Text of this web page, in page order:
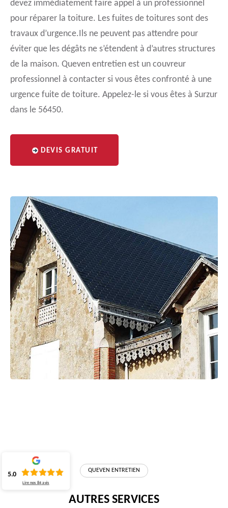
devez immédiatement faire appel à un professionnel
pour réparer la toiture. Les fuites de toitures sont des
travaux d’urgence.Ils ne peuvent pas attendre pour
éviter que les dégâts ne s’étendent à d’autres structures
de la maison. Queven entretien est un couvreur
professionnel à contacter si vous êtes confronté à une
urgence fuite de toiture. Appelez-le si vous êtes à Surzur
dans le 56450.
DEVIS GRATUIT
QUEVEN ENTRETIEN
AUTRES SERVICES
5.0
Lire nos84 avis